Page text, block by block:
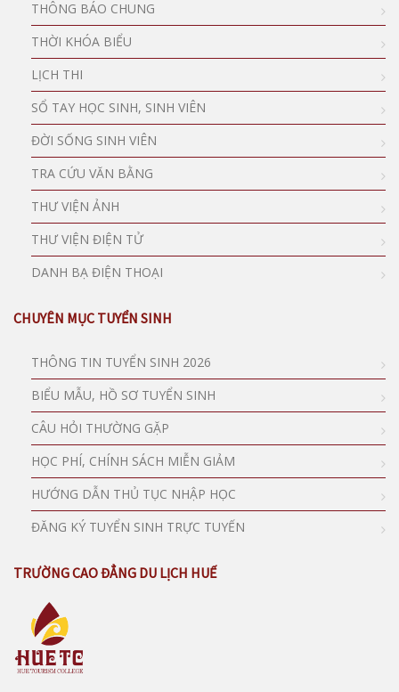
THÔNG BÁO CHUNG
THỜI KHÓA BIỂU
LỊCH THI
SỔ TAY HỌC SINH, SINH VIÊN
ĐỜI SỐNG SINH VIÊN
TRA CỨU VĂN BẰNG
THƯ VIỆN ẢNH
THƯ VIỆN ĐIỆN TỬ
DANH BẠ ĐIỆN THOẠI
CHUYÊN MỤC TUYỂN SINH
THÔNG TIN TUYỂN SINH 2026
BIỂU MẪU, HỒ SƠ TUYỂN SINH
CÂU HỎI THƯỜNG GẶP
HỌC PHÍ, CHÍNH SÁCH MIỄN GIẢM
HƯỚNG DẪN THỦ TỤC NHẬP HỌC
ĐĂNG KÝ TUYỂN SINH TRỰC TUYẾN
TRƯỜNG CAO ĐẲNG DU LỊCH HUẾ